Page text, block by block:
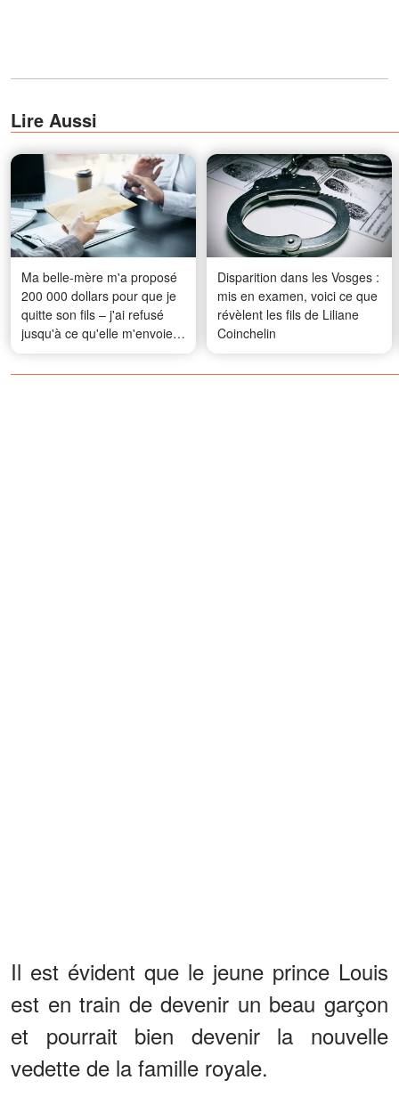
Lire Aussi
Ma belle-mère m'a proposé
200 000 dollars pour que je
quitte son fils – j'ai refusé
jusqu'à ce qu'elle m'envoie
une photo qui a tout changé
Disparition dans les Vosges :
mis en examen, voici ce que
révèlent les fils de Liliane
Coinchelin
Il est évident que le jeune prince Louis
est en train de devenir un beau garçon
et pourrait bien devenir la nouvelle
vedette de la famille royale.